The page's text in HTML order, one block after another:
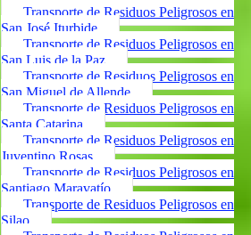
Transporte de Residuos Peligrosos en
San José Iturbide
Transporte de Residuos Peligrosos en
San Luis de la Paz
Transporte de Residuos Peligrosos en
San Miguel de Allende
Transporte de Residuos Peligrosos en
Santa Catarina
Transporte de Residuos Peligrosos en
Juventino Rosas
Transporte de Residuos Peligrosos en
Santiago Maravatío
Transporte de Residuos Peligrosos en
Silao